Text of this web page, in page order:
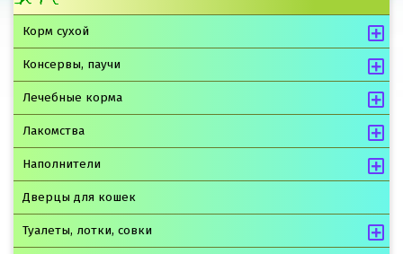
Корм сухой
Консервы, паучи
Лечебные корма
Лакомства
Наполнители
Дверцы для кошек
Туалеты, лотки, совки